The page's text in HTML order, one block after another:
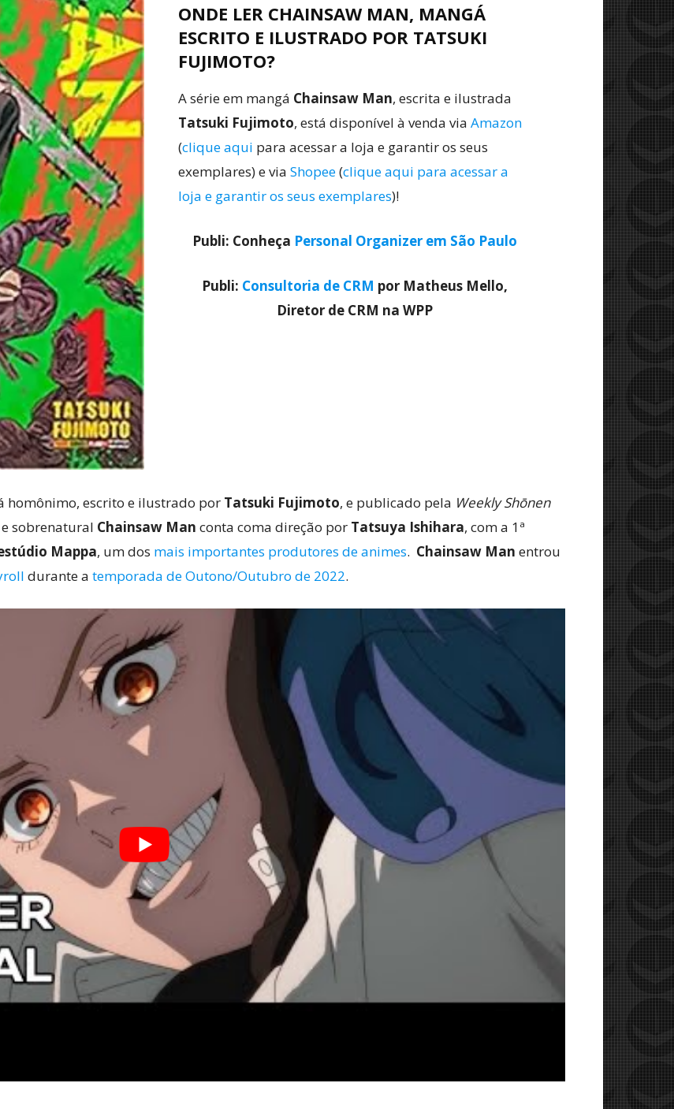
ONDE LER CHAINSAW MAN, MANGÁ
ESCRITO E ILUSTRADO POR TATSUKI
FUJIMOTO?
A série em mangá Chainsaw Man, escrita e ilustrada
Tatsuki Fujimoto, está disponível à venda via Amazon
(clique aqui para acessar a loja e garantir os seus
exemplares) e via Shopee(clique aqui para acessar a
loja e garantir os seus exemplares)!
Publi: Conheça Personal Organizer em São Paulo
Publi: Consultoria de CRM por Matheus Mello,
Diretor de CRM na WPP
homônimo, escrito e ilustrado por Tatsuki Fujimoto, e publicado pela Weekly Shōnen
sobrenatural Chainsaw Man conta coma direção por Tatsuya Ishihara, com a 1ª
Mappa, um dos mais importantes produtores de animes. Chainsaw Man entrou
durante a temporada de Outono/Outubro de 2022.